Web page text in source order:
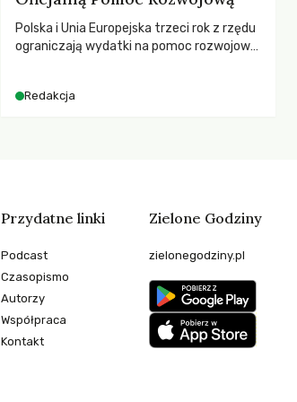
Polska i Unia Europejska trzeci rok z rzędu
ograniczają wydatki na pomoc rozwojową
dla krajów najbardziej potrzebujących, a
Redakcja
Przydatne linki
Podcast
Czasopismo
Autorzy
Współpraca
Kontakt
Zielone Godziny
zielonegodziny.pl